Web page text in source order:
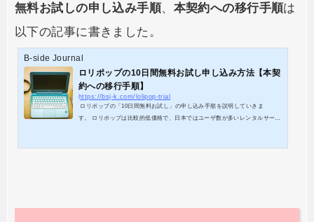
無料お試しの申し込み手順、 本契約への移行手順は
以下の記事に書きました。
B-side Journal
ロリポップの10日間無料お試し申し込み方法【本契
約への移行手順】
https://bsj-k.com/lolipop-trial
ロリポップの「10日間無料お試し」の申し込み手順を説明していきま
す。 ロリポップは比較的低価格で、日本ではユーザ数が多いレンタルサーバ